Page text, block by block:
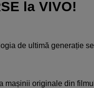
la VIVO!
de ultimă generație se
mașinii originale din filmul